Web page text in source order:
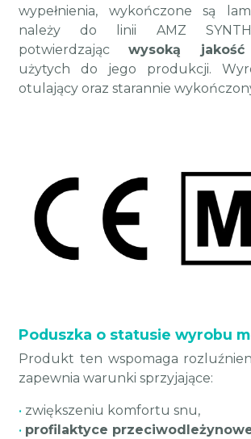
wypełnienia, wykończone są
należy do linii AMZ
potwierdzającwysoką jakość
użytych do jego produkcji.
otulający oraz starannie
Poduszka o statusie wyrobu
Produkt ten wspomaga
zapewnia warunki sprzyjające:
• zwiększeniu komfortu snu,
• profilaktyce